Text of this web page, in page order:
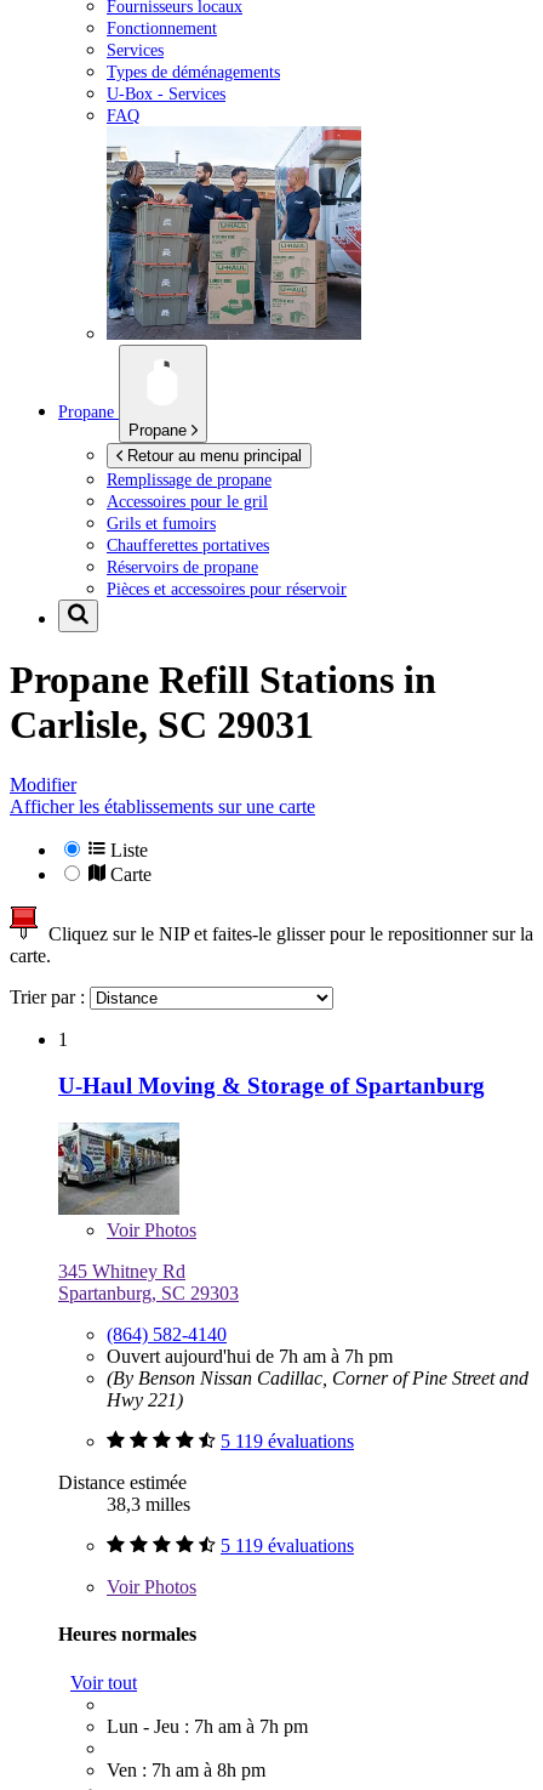
Fournisseurs locaux
Fonctionnement
Services
Types de déménagements
U-Box - Services
FAQ
Propane
Propane
Retour au menu principal
Remplissage de propane
Accessoires pour le gril
Grils et fumoirs
Chaufferettes portatives
Réservoirs de propane
Pièces et accessoires pour réservoir
Propane Refill Stations in
Carlisle, SC 29031
Modifier
Afficher les établissements sur une carte
Liste
Carte
Cliquez sur le NIP et faites-le glisser pour le repositionner sur la
carte.
Trier par :
1
U-Haul Moving & Storage of Spartanburg
VoirPhotos
345 Whitney Rd
Spartanburg, SC 29303
(864) 582-4140
Ouvert aujourd'hui de 7h am à 7h pm
(By Benson Nissan Cadillac, Corner of Pine Street and
Hwy 221)
5 119 évaluations
Distance estimée
38,3 milles
5 119 évaluations
VoirPhotos
Heures normales
Voir tout
Lun - Jeu : 7h am à 7h pm
Ven : 7h am à 8h pm